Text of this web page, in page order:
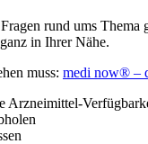
rund ums
in Ihrer Nähe.
muss: medi now® –
Arzneimittel-